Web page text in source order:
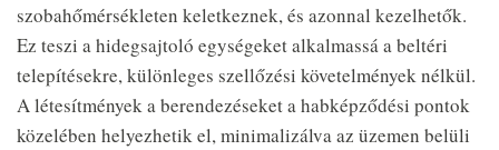
szobahőmérsékleten keletkeznek, és azonnal kezelhetők.
Ez teszi a hidegsajtoló egységeket alkalmassá a beltéri
telepítésekre, különleges szellőzési követelmények nélkül.
A létesítmények a berendezéseket a habképződési pontok
közelében helyezhetik el, minimalizálva az üzemen belüli